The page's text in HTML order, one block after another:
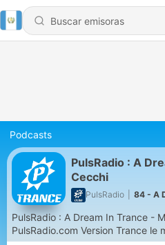
Podcasts
PulsRadio : A
Cecchi
PulsRadio 84 - A
PulsRadio : A Dream In Trance -
PulsRadio.com Version Trance le